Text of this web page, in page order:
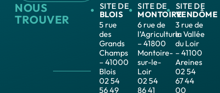
NOUS
TROUVER
SITE DE
BLOIS
5 rue
des
Grands
Champs
– 41000
Blois
02 54
56 49
SITE DE
MONTOIRE
6 rue de
l’Agriculture
– 41800
Montoire-
sur-le-
Loir
02 54
86 41
SITE DE
VENDÔME
3 rue de
la Vallée
du Loir
– 41100
Areines
02 54
67 44
00